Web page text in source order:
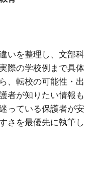
いを整理し、文部科
際の学校例まで具体
、転校の可能性・出
者が知りたい情報も
っている保護者が安
さを最優先に執筆し